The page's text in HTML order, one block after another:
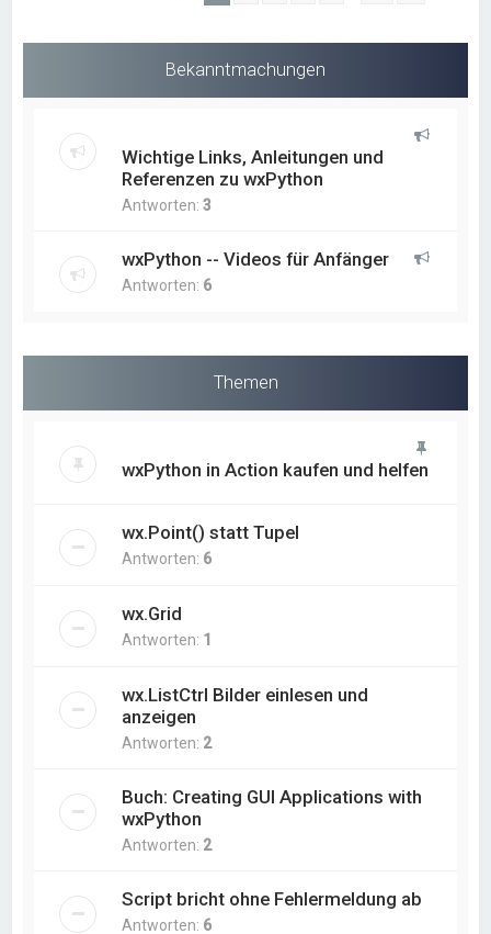
Bekanntmachungen
Wichtige Links, Anleitungen und
Referenzen zu wxPython
Antworten:3
wxPython -- Videos für Anfänger
Antworten: 6
Themen
wxPython in Action kaufen und helfen
wx.Point() statt Tupel
Antworten: 6
wx.Grid
Antworten: 1
wx.ListCtrl Bilder einlesen und
anzeigen
Antworten: 2
Buch: Creating GUI Applications with
wxPython
Antworten: 2
Script bricht ohne Fehlermeldung ab
Antworten: 6